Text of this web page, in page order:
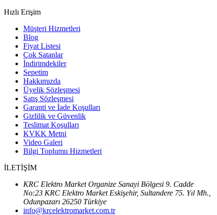
Hızlı Erişim
Müşteri Hizmetleri
Blog
Fiyat Listesi
Çok Satanlar
İndirimdekiler
Sepetim
Hakkımızda
Üyelik Sözleşmesi
Satış Sözleşmesi
Garanti ve İade Koşulları
Gizlilik ve Güvenlik
Teslimat Koşulları
KVKK Metni
Video Galeri
Bilgi Toplumu Hizmetleri
İLETİŞİM
KRC Elektro Market Organize Sanayi Bölgesi 9. Cadde
No:23 KRC Elektro Market Eskişehir, Sultandere 75. Yıl Mh.,
Odunpazarı 26250 Türkiye
info@krcelektromarket.com.tr